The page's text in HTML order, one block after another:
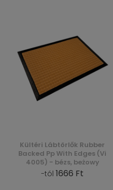
Kültéri Lábtörlők Rubber
Backed Pp With Edges (Vi
4005) - bézs, beżowy
-tól 1666 Ft